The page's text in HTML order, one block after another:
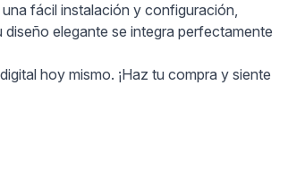
fácil instalación y configuración,
elegante se integra perfectamente
hoy mismo. ¡Haz tu compra y siente